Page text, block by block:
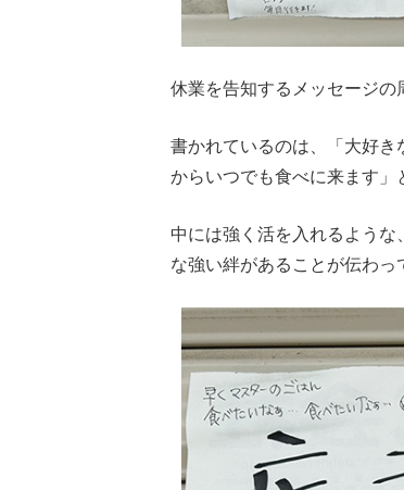
休業を告知するメッセージの
書かれているのは、「大好
からいつでも食べに来ます」
中には強く活を入れるような
な強い絆があることが伝わっ